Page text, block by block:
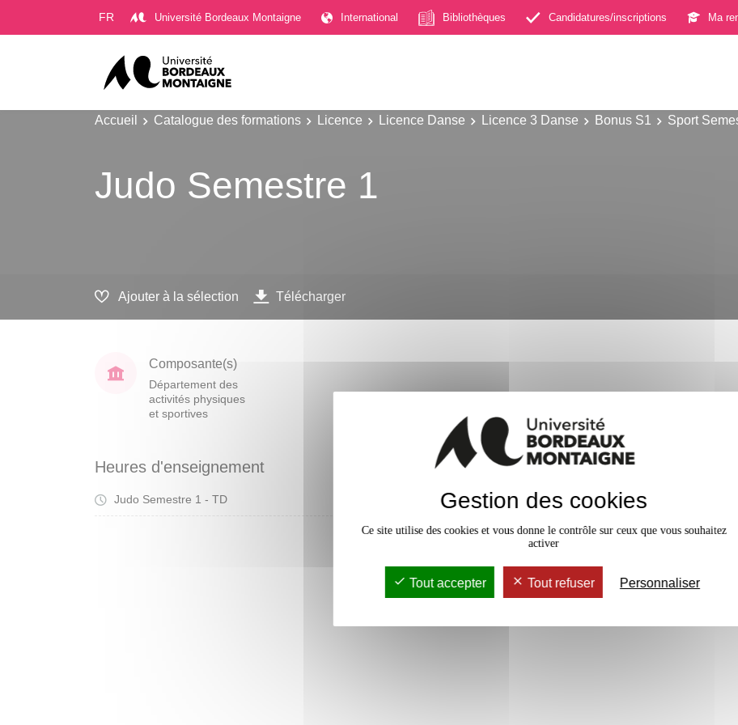
FR Université Bordeaux Montaigne International Bibliothèques Candidatures/inscriptions Ma
Accueil Catalogue des formations Licence Licence Danse Licence 3 Danse Bonus S1 Sport
Judo Semestre 1
Ajouter à la sélection Télécharger
Composante(s)
Département des
activités physiques
et sportives
Heures d'enseignement
Judo Semestre 1 - TD 18h
Gestion des cookies
Ce site utilise des cookies et vous donne le contrôle sur ceux que vous souhaitez
activer
Tout accepter Tout refuser Personnaliser